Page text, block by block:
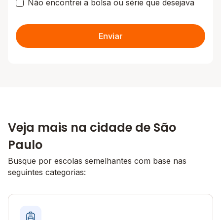
Não encontrei a bolsa ou série que desejava
Enviar
Veja mais na cidade de São
Paulo
Busque por escolas semelhantes com base nas
seguintes categorias: